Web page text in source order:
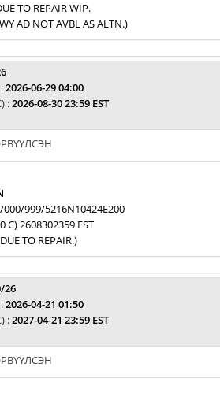
TO REPAIR WIP.
AD NOT AVBL AS ALTN.)
2026-06-29 04:00
:2026-08-30 23:59 EST
999/5216N10424E200
C) 2608302359 EST
TO REPAIR.)
26
2026-04-21 01:50
:2027-04-21 23:59 EST